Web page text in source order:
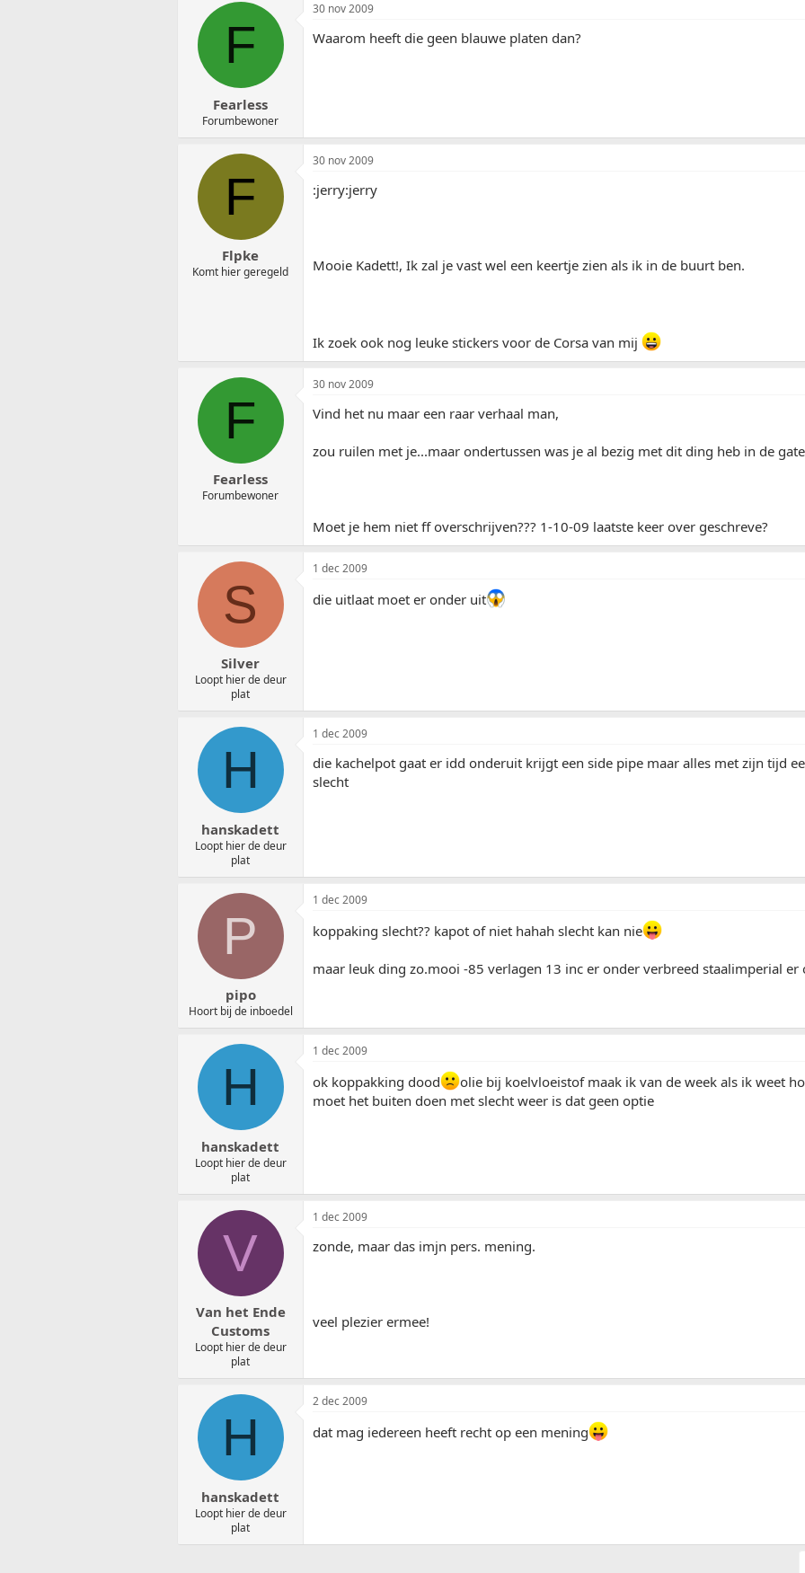
F
Fearless
Forumbewoner
30 nov 2009
Waarom heeft die geen blauwe platen dan?
F
Flpke
Komt hier geregeld
30 nov 2009
:jerry:jerry
Mooie Kadett!, Ik zal je vast wel een keertje zien als ik in de buurt ben.
Ik zoek ook nog leuke stickers voor de Corsa van mij
F
Fearless
Forumbewoner
30 nov 2009
Vind het nu maar een raar verhaal man,
zou ruilen met je...maar ondertussen was je al bezig met dit ding heb in de
Moet je hem niet ff overschrijven??? 1-10-09 laatste keer over geschreve?
S
Silver
Loopt hier de deur
plat
1 dec 2009
die uitlaat moet er onder uit
H
hanskadett
Loopt hier de deur
plat
1 dec 2009
die kachelpot gaat er idd onderuit krijgt een side pipe maar alles met zijn tijd
slecht
P
pipo
Hoort bij de inboedel
1 dec 2009
koppaking slecht?? kapot of niet hahah slecht kan nie
maar leuk ding zo.mooi -85 verlagen 13 inc er onder verbreed staalimperial er
H
hanskadett
Loopt hier de deur
plat
1 dec 2009
ok koppakking dood
olie bij koelvloeistof maak ik van de week als ik weet
moet het buiten doen met slecht weer is dat geen optie
V
Van het Ende
Customs
Loopt hier de deur
plat
1 dec 2009
zonde, maar das imjn pers. mening.
veel plezier ermee!
H
hanskadett
Loopt hier de deur
plat
2 dec 2009
dat mag iedereen heeft recht op een mening